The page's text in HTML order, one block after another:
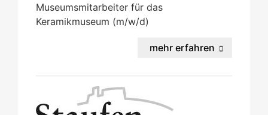
Museumsmitarbeiter für das
Keramikmuseum (m/w/d)
mehr erfahren